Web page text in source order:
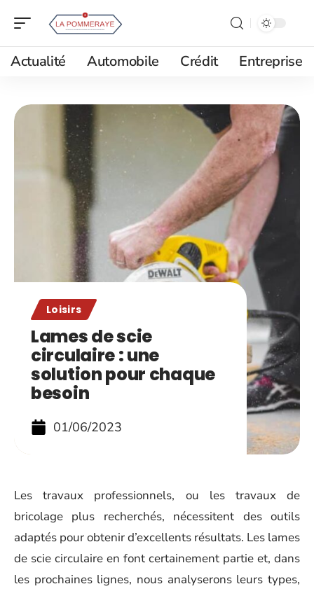
Actualité Automobile Crédit Entreprise
Loisirs
Lames de scie
circulaire : une
solution pour chaque
besoin
01/06/2023
Les travaux professionnels, ou les travaux de
bricolage plus recherchés, nécessitent des outils
adaptés pour obtenir d’excellents résultats. Les lames
de scie circulaire en font certainement partie et, dans
les prochaines lignes, nous analyserons leurs types,